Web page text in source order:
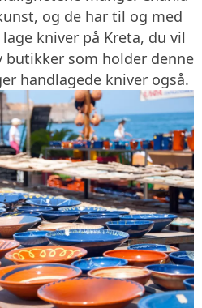
og de har til og med
kniver på Kreta, du vil
som holder denne
handlagede kniver også.